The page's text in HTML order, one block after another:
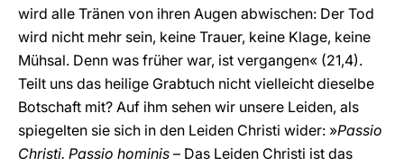
wird alle Tränen von ihren Augen abwischen: Der Tod
wird nicht mehr sein, keine Trauer, keine Klage, keine
Mühsal. Denn was früher war, ist vergangen« (21,4).
Teilt uns das heilige Grabtuch nicht vielleicht dieselbe
Botschaft mit? Auf ihm sehen wir unsere Leiden, als
spiegelten sie sich in den Leiden Christi wider: »Passio
Christi. Passio hominis – Das Leiden Christi ist das